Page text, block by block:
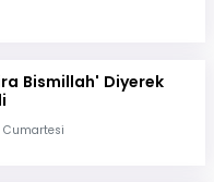
Bismillah' Diyerek
Cumartesi